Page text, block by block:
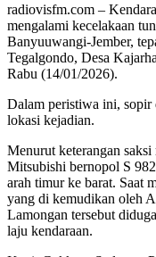
radiovisfm.com –
mengalami kecelakaan
Banyuuwangi-Jember,
Tegalgondo, Desa
Rabu (14/01/2026).
Dalam peristiwa ini, sopir
lokasi kejadian.
Menurut keterangan
Mitsubishi bernopol S
arah timur ke barat. Saat
yang di kemudikan oleh
Lamongan tersebut
laju kendaraan.